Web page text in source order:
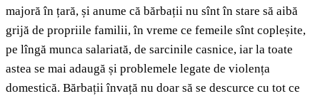
majoră în țară, și anume că bărbații nu sînt în stare să aibă
grijă de propriile familii, în vreme ce femeile sînt copleșite,
pe lîngă munca salariată, de sarcinile casnice, iar la toate
astea se mai adaugă și problemele legate de violența
domestică. Bărbații învață nu doar să se descurce cu tot ce